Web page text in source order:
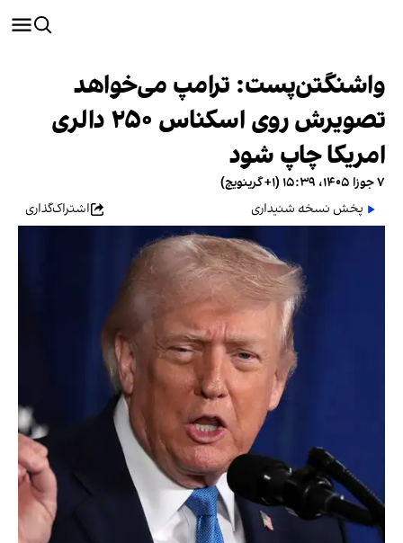
واشنگتن‌پست: ترامپ می‌خواهد
تصویرش روی اسکناس ۲۵۰ دالری
امریکا چاپ شود
۷ جوزا ۱۴۰۵، ۱۵:۳۹ (‎+۱ گرینویچ)
پخش نسخه شنیداری
اشتراک‌گذاری